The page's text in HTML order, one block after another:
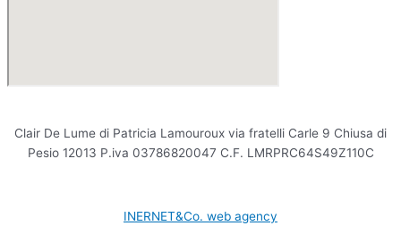
Clair De Lume di Patricia Lamouroux via fratelli Carle 9 Chiusa di
Pesio 12013 P.iva 03786820047 C.F. LMRPRC64S49Z110C
INERNET&Co. web agency